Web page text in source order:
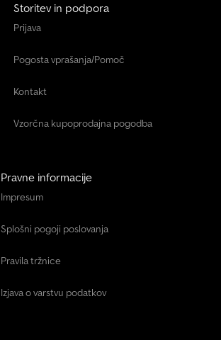
Storitev in podpora
Prijava
Pogosta vprašanja/Pomoč
Kontakt
Vzorčna kupoprodajna pogodba
Pravne informacije
Impresum
Splošni pogoji poslovanja
Pravila tržnice
Izjava o varstvu podatkov